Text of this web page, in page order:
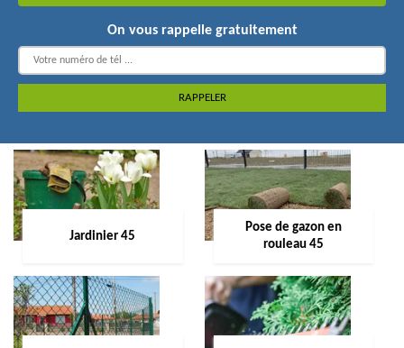
On vous rappelle gratuitement
Jardinier 45
Pose de gazon en
rouleau 45